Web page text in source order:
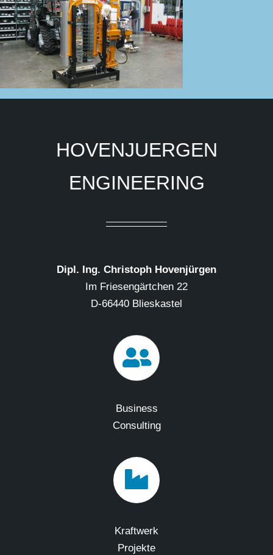
HOVENJUERGEN
ENGINEERING
Dipl. Ing. Christoph Hovenjürgen
Im Friesengärtchen 22
D-66440 Blieskastel
Business
Consulting
Kraftwerk
Projekte